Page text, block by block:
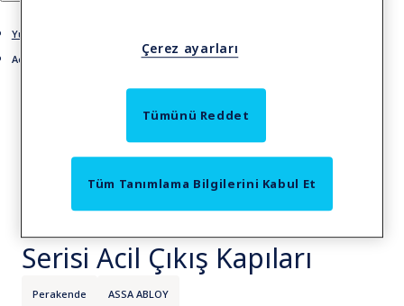
Yüksek hızlı kapılar
Acil çıkış kapıları
ASSA ABLOY HS90
Serisi Acil Çıkış Kapıları
Perakende ASSA ABLOY
Çerez ayarları
Tümünü Reddet
Tüm Tanımlama Bilgilerini Kabul Et